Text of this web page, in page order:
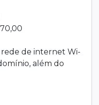
rede de internet Wi-
além do